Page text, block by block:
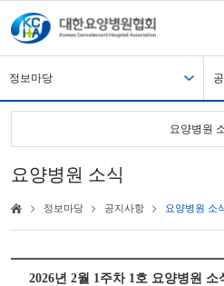
정보마당
요양병원
요양병원 소식
정보마당 공지사항 요양병원 소
2026년 2월 1주차 1호 요양병원 소